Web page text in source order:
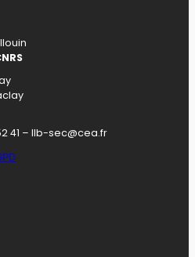
41 – llb-sec@cea.fr